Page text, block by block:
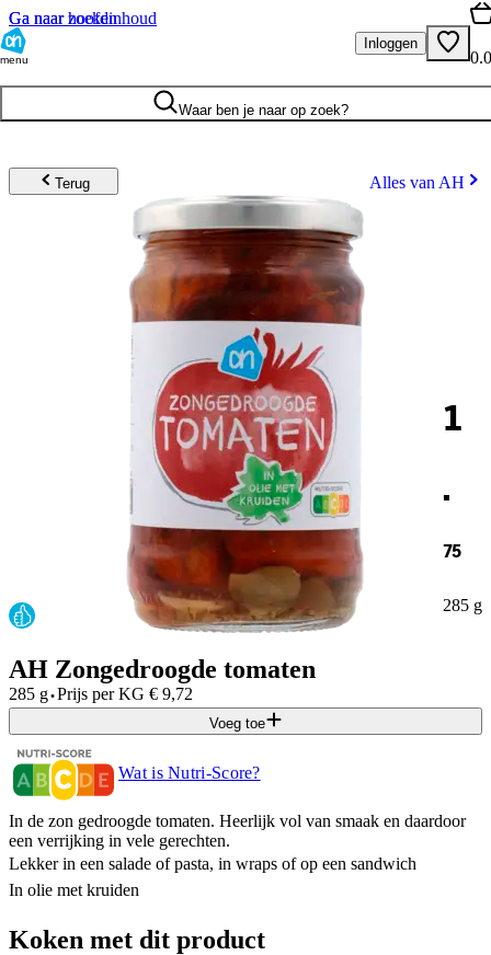
Ga naar hoofdinhoud
Ga naar zoeken
menu
Inloggen
Waar ben je naar op zoek?
Terug Alles van AH
1
.
75
285 g
AH Zongedroogde tomaten
285 g·Prijs per KG € 9,72
Voeg toe
Wat is Nutri-Score?
In de zon gedroogde tomaten. Heerlijk vol van smaak en daardoor
een verrijking in vele gerechten.
Lekker in een salade of pasta, in wraps of op een sandwich
In olie met kruiden
Koken met dit product